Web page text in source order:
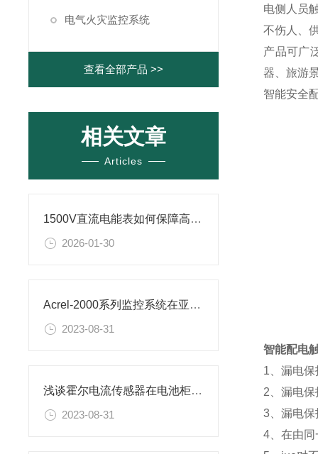
电气火灾监控系统
查看全部产品 >>
相关文章
Articles
1500V直流电能表如何保障高电压下的测量精度？
2026-01-30
Acrel-2000系列监控系统在亚运手球比赛馆建设 10kV供配电工程中的应用
2023-08-31
浅谈霍尔电流传感器在电池柜监测中的应用
2023-08-31
电侧人员
不伤人、
产品可广
器、旅游
智能安全
智能配电
1、漏电
2、漏电
3、漏电
4、在由